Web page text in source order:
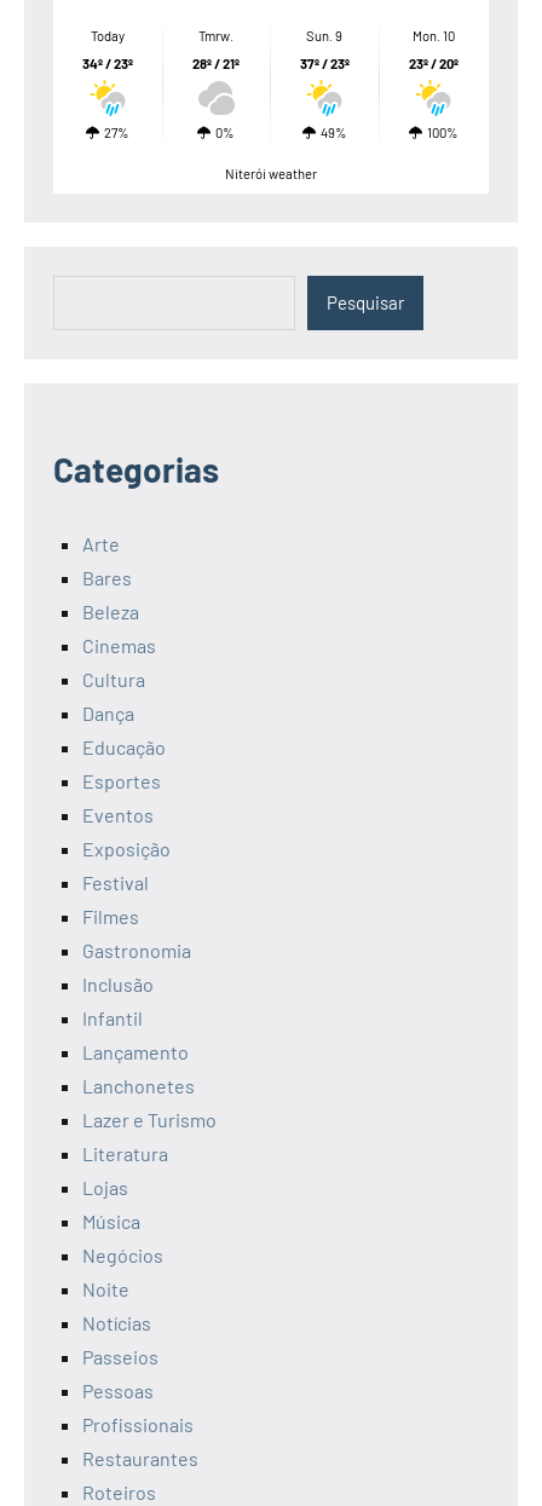
Today
34º / 23º
27%
Tmrw.
28º / 21º
0%
Sun. 9
37º / 23º
49%
Mon. 10
23º / 20º
100%
Niterói weather
Pesquisar
Categorias
Arte
Bares
Beleza
Cinemas
Cultura
Dança
Educação
Esportes
Eventos
Exposição
Festival
Filmes
Gastronomia
Inclusão
Infantil
Lançamento
Lanchonetes
Lazer e Turismo
Literatura
Lojas
Música
Negócios
Noite
Notícias
Passeios
Pessoas
Profissionais
Restaurantes
Roteiros